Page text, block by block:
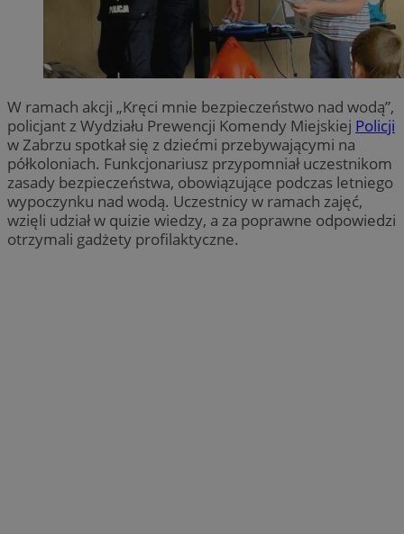
W ramach akcji „Kręci mnie bezpieczeństwo nad wodą”,
policjant z Wydziału Prewencji Komendy Miejskiej Policji
w Zabrzu spotkał się z dziećmi przebywającymi na
półkoloniach. Funkcjonariusz przypomniał uczestnikom
zasady bezpieczeństwa, obowiązujące podczas letniego
wypoczynku nad wodą. Uczestnicy w ramach zajęć,
wzięli udział w quizie wiedzy, a za poprawne odpowiedzi
otrzymali gadżety profilaktyczne.